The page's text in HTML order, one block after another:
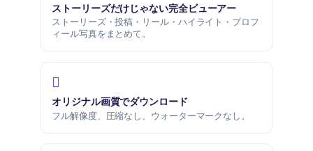
ストーリーズだけじゃない完全ビューアー
ストーリーズ・投稿・リール・ハイライト・プロフ
ィール写真をまとめて。
オリジナル画質でダウンロード
フル解像度、圧縮なし、ウォーターマークなし。